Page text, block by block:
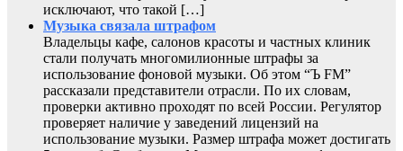
исключают, что такой […]
Музыка связала штрафом
Владельцы кафе, салонов красоты и частных клиник
стали получать многомилионные штрафы за
использование фоновой музыки. Об этом “Ъ FM”
рассказали представители отрасли. По их словам,
проверки активно проходят по всей России. Регулятор
проверяет наличие у заведений лицензий на
использование музыки. Размер штрафа может достигать